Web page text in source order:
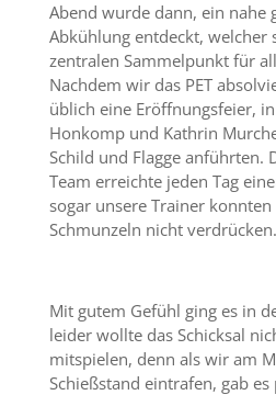
Abend wurde dann, ein nahe
Abkühlung entdeckt, welcher
zentralen Sammelpunkt für
Nachdem wir das PET
üblich eine Eröffnungsfeier,
Honkomp und Kathrin
Schild und Flagge anführten.
Team erreichte jeden Tag
sogar unsere Trainer
Schmunzeln nicht verdrücken.
Mit gutem Gefühl ging es in
leider wollte das Schicksal
mitspielen, denn als wir am
Schießstand eintrafen, gab